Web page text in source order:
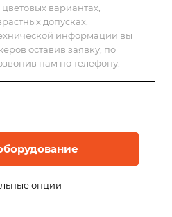
вариантах,
допусках,
информации вы
оставив заявку, по
нам по телефону.
опции